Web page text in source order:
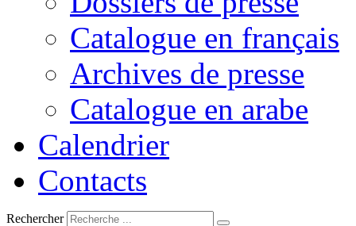
Catalogue en français
Archives de presse
Catalogue en arabe
Calendrier
Contacts
Rechercher